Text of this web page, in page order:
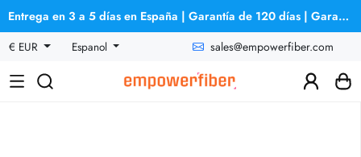
Entrega en 3 a 5 días en España | Garantía de 120 días | Garantía de reembolso
€ EUR
Espanol sales@empowerfiber.com